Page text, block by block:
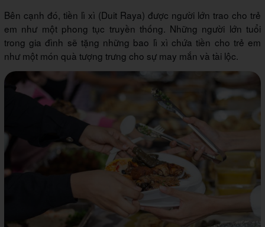
Bên cạnh đó, tiền lì xì (Duit Raya) được người lớn trao cho trẻ
em như một phong tục truyền thống. Những người lớn tuổi
trong gia đình sẽ tặng những bao lì xì chứa tiền cho trẻ em
như một món quà tượng trưng cho sự may mắn và tài lộc.